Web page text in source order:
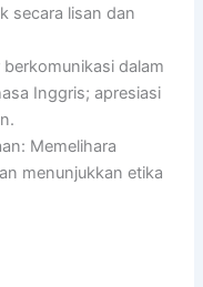
secara lisan dan
dalam
Inggris; apresiasi
Memelihara
menunjukkan etika